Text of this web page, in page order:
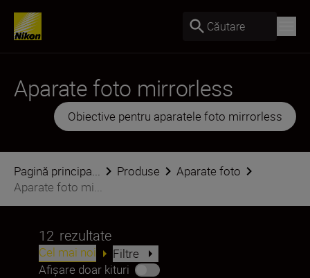
Căutare
Aparate foto mirrorless
Obiective pentru aparatele foto mirrorless
Pagină principa... Produse
Aparate foto
Aparate foto mi...
12 rezultate
Cel mai noi
Filtre
Afișare doar kituri